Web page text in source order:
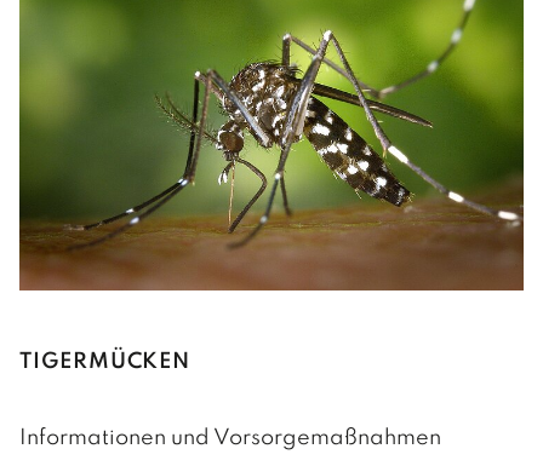
TIGERMÜCKEN
Informationen und Vorsorgemaßnahmen